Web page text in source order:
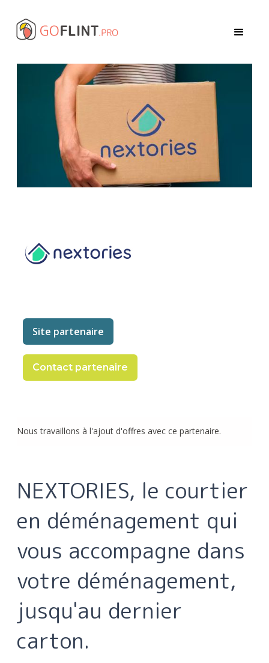
Site partenaire
Contact partenaire
Nous travaillons à l'ajout d'offres avec ce partenaire.
NEXTORIES, le courtier
en déménagement qui
vous accompagne dans
votre déménagement,
jusqu'au dernier
carton.